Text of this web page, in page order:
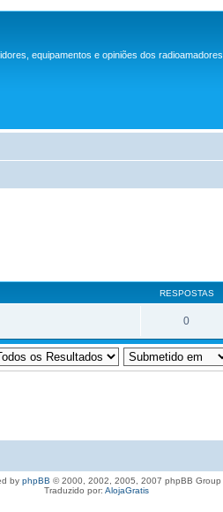
equipamentos e opiniões dos radioamadores.
RESPOSTAS
0
by phpBB © 2000, 2002, 2005, 2007 phpBB Group
Traduzido por: AlojaGratis